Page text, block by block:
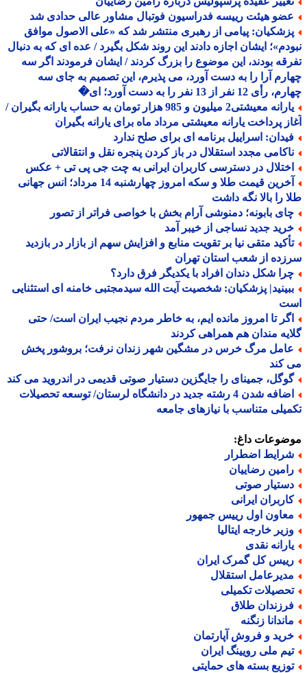
هیئت رییسه فدراسیون فوتبال مشاور عالی حدادی شد
پیامی از رهبری منتشر شد که «علی الاصول موافق
ایشان اجازه دادند این روند شکل بگیرد / عده ای که به دنبال
بودند، این موضوع را بزرگ کردند / ایشان فرمودند اگر سه
آرا را به دست آورد، می پذیرم، این تصمیم به جای سه
نفر از 13 نفر را به دست آورد؛ ای�
یارانه معیشتی2 میلیون و 985 هزار تومان به حساب یارانه بگیران /
پرداخت یارانه معیشتی مرداد ماه برای یارانه بگیران
اسراییل برنامه ای برای صلح ندارد
مجدد استقلال در باز کردن پنجره نقل و انتقالاتی
در دسترسی کاربران ایرانی به چت جی پی تی + عکس
آخرین قیمت طلا و سکه امروز چهارشنبه 14 مرداد؛ انس جهانی
را بالا نگه داشت
بابونه؛ دمنوشی آرام بخش با خواصی فراتر از تصور
جدید نساجی از خیبر آمد
متقی نیا بر تقویت منابع و افزایش سهم از بازار در بازدید
از شعب استان تهران
شکل دندان افراد با یکدیگر فرق دارد؟
پزشکیان: شخصیت آیت الله سیدمجتبی خامنه ای استثنایی
تا امروز مانده ایم، به خاطر مردم نجیب ایران است/ حتی
مندان هم همراهی کردند
مرگ خرس در مشگین شهر زندان نرفت؛ بروشور پخش
کند
جمینای را جایگزین دستیار صوتی قدیمی در اندروید می کند
اضافه شدن 4 رشته جدید در دانشگاه لرستان/ توسعه تحصیلات
متناسب با نیازهای جامعه
داغ:
اضطرار
رضاییان
صوتی
ایرانی
اول رییس جمهور
خارجه ایتالیا
نقدی
کل گمرک ایران
استقلال
تکمیلی
طلاق
زنگنه
و فروش آپارتمان
ملی رویینگ ایران
بسته های حمایتی